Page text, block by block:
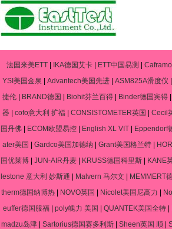
法国来美ETT IKA德国艾卡 ETT中国易测
YSI美国金泉
Advantech美国先进| ASM825A滑度仪
捷伦| BRAND德国 Biohit芬兰百得| Binder德国宾得|
器| cofo意大利 扩福| CONSISTOMETER英国 Cecil
国丹佛| ECOM欧盟易控| English XL VIT| Eppendorf
ater美国
Gardco美国加德纳 Grant美国格兰特|
国优莱博
JUN-AIR丹麦 KRUSS德国科里斯 KANE
lestone 意大利 妙斯通
Malvern 马尔文 MEMMERT
therm德国纳博热| NOVO英国 Nicolet美国尼高力
euffer德国服福| poly魄力 美国 QUANTEK美国全特|
madzu岛津
Sartorius德国赛多利斯 Sheen英国 顺